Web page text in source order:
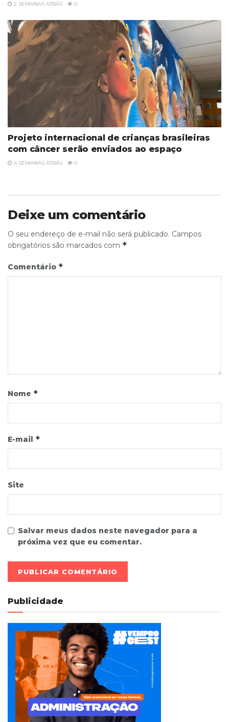
2 SEMANAS ATRÁS 0
Projeto internacional de crianças brasileiras
com câncer serão enviados ao espaço
4 SEMANAS ATRÁS 0
Deixe um comentário
O seu endereço de e-mail não será publicado. Campos
obrigatórios são marcados com *
Comentário *
Nome *
E-mail *
Site
Salvar meus dados neste navegador para a
próxima vez que eu comentar.
Publicidade